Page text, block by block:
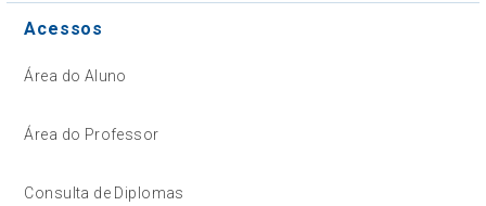
Acessos
Área do Aluno
Área do Professor
Consulta de Diplomas